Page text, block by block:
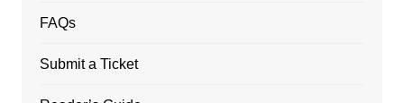
FAQs
Submit a Ticket